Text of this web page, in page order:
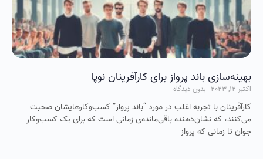
بهینه‌سازی باند پرواز برای کارآفرینان نوپا
اکتبر 12, 2023 بدون دیدگاه
کارآفرینان با تجربه اغلب در مورد “باند پرواز” کسب‌وکارهایشان صحبت
می‌کنند، که نشان‌دهنده باقی‌مانده‌ی زمانی است که برای یک کسب‌وکار
جوان تا زمانی که پرواز